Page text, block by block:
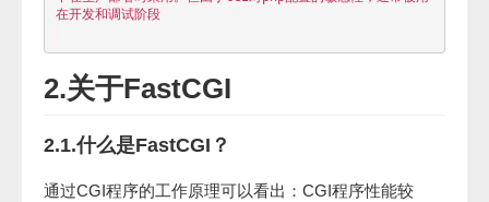
2.关于FastCGI
2.1.什么是FastCGI？
通过CGI程序的工作原理可以看出：CGI程序性能较